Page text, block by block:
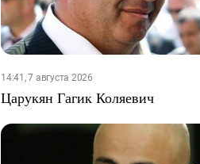
14:41, 7 августа 2026
Царукян Гагик Коляевич